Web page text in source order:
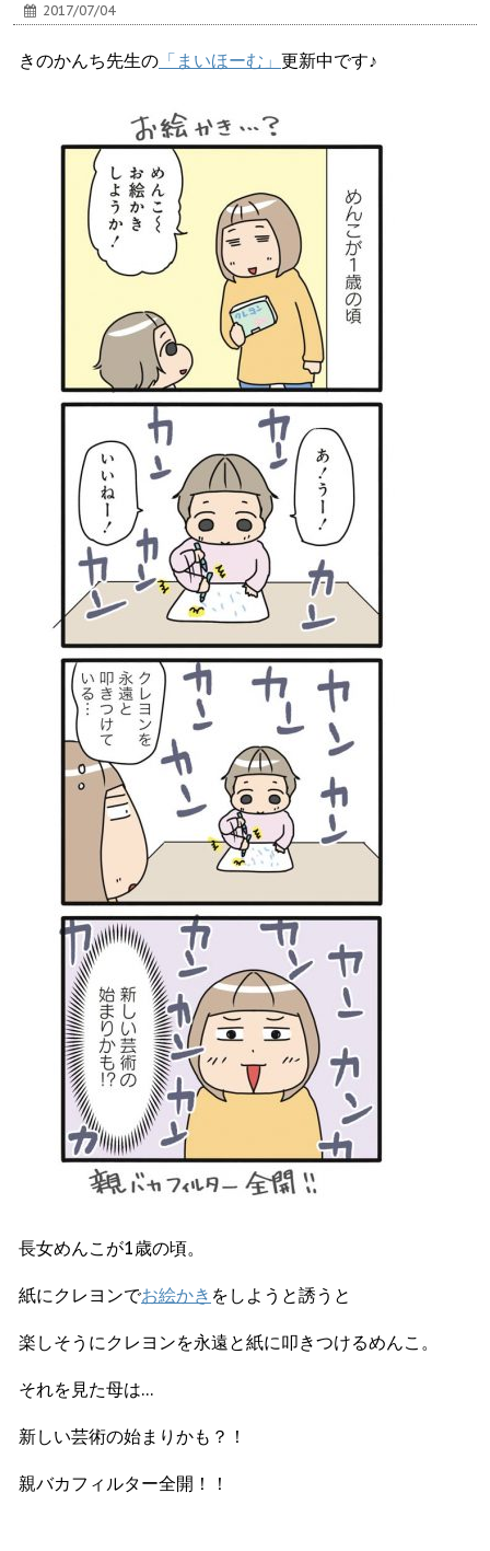
2017/07/04
きのかんち先生の 「まいほーむ」 更新中です♪
長女めんこが1歳の頃。
紙にクレヨンでお絵かき をしようと誘うと
楽しそうにクレヨンを永遠と紙に叩きつけるめんこ。
それを見た母は…
新しい芸術の始まりかも？！
親バカフィルター全開！！